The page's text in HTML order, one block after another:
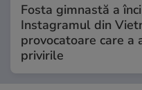
Fosta gimnastă a
Instagramul din
provocatoare care a
privirile